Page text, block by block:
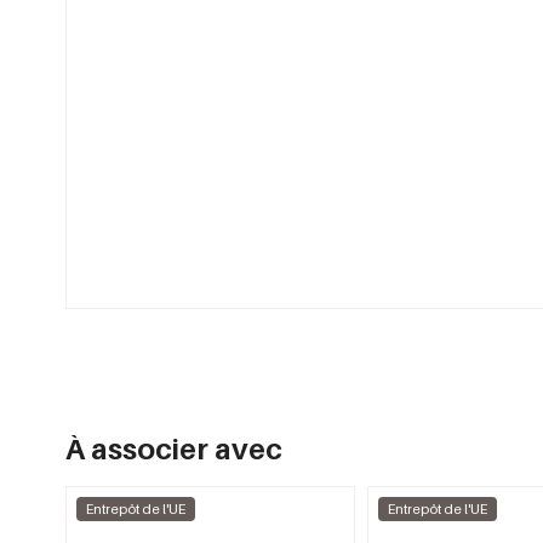
À associer avec
Entrepôt de l'UE Entrepôt de l'UE